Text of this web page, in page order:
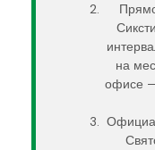
на
офисе —